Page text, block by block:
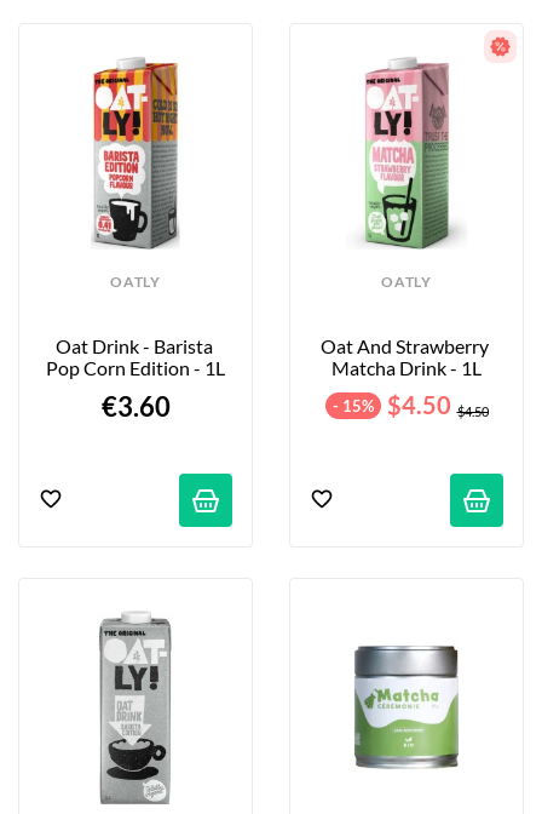
OATLY
Oat Drink - Barista
Pop Corn Edition - 1L
€3.60
OATLY
Oat And Strawberry
Matcha Drink - 1L
- 15% $4.50 $4.50